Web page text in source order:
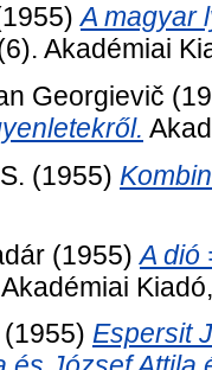
A magyar
Akadémiai
Georgievič
(1955)
(1955)A dió
(1955) Espersit